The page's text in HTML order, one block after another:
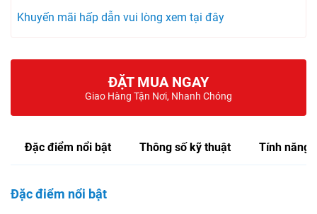
Khuyến mãi hấp dẫn vui lòng xem tại đây
ĐẶT MUA NGAY
Giao Hàng Tận Nơi, Nhanh Chóng
Đặc điểm nổi bật Thông số kỹ thuật Tính năng
Đặc điểm nổi bật